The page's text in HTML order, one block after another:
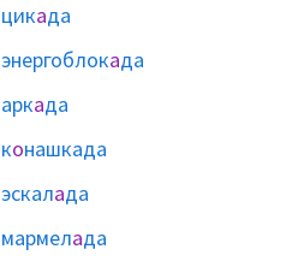
цикада
энергоблокада
аркада
конашкада
эскалада
мармелада